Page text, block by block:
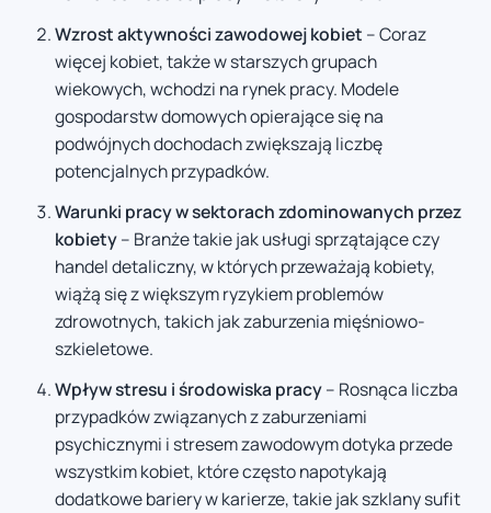
Wzrost aktywności zawodowej kobiet – Coraz
więcej kobiet, także w starszych grupach
wiekowych, wchodzi na rynek pracy. Modele
gospodarstw domowych opierające się na
podwójnych dochodach zwiększają liczbę
potencjalnych przypadków.
Warunki pracy w sektorach zdominowanych przez
kobiety– Branże takie jak usługi sprzątające czy
handel detaliczny, w których przeważają kobiety,
wiążą się z większym ryzykiem problemów
zdrowotnych, takich jak zaburzenia mięśniowo-
szkieletowe.
Wpływ stresu i środowiska pracy– Rosnąca liczba
przypadków związanych z zaburzeniami
psychicznymi i stresem zawodowym dotyka przede
wszystkim kobiet, które często napotykają
dodatkowe bariery w karierze, takie jak szklany sufit